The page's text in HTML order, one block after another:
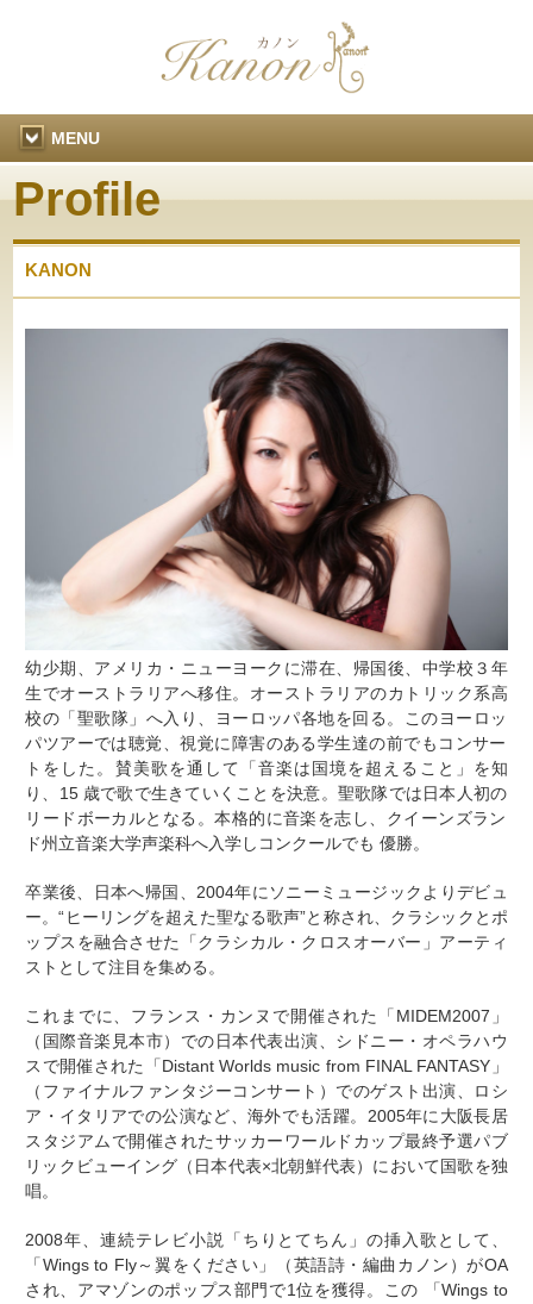
MENU
Profile
KANON
幼少期、アメリカ・ニューヨークに滞在、帰国後、中学校３年
生でオーストラリアへ移住。オーストラリアのカトリック系高
校の「聖歌隊」へ入り、ヨーロッパ各地を回る。このヨーロッ
パツアーでは聴覚、視覚に障害のある学生達の前でもコンサー
トをした。賛美歌を通して「音楽は国境を超えること」を知
り、15 歳で歌で生きていくことを決意。聖歌隊では日本人初の
リードボーカルとなる。本格的に音楽を志し、クイーンズラン
ド州立音楽大学声楽科へ入学しコンクールでも 優勝。
卒業後、日本へ帰国、2004年にソニーミュージックよりデビュ
ー。“ヒーリングを超えた聖なる歌声”と称され、クラシックとポ
ップスを融合させた「クラシカル・クロスオーバー」アーティ
ストとして注目を集める。
これまでに、フランス・カンヌで開催された「MIDEM2007」
（国際音楽見本市）での日本代表出演、シドニー・オペラハウ
スで開催された「Distant Worlds music from FINAL FANTASY」
（ファイナルファンタジーコンサート）でのゲスト出演、ロシ
ア・イタリアでの公演など、海外でも活躍。2005年に大阪長居
スタジアムで開催されたサッカーワールドカップ最終予選パブ
リックビューイング（日本代表×北朝鮮代表）において国歌を独
唱。
2008年、連続テレビ小説「ちりとてちん」の挿入歌として、
「Wings to Fly～翼をください」（英語詩・編曲カノン）がOA
され、アマゾンのポップス部門で1位を獲得。この 「Wings to